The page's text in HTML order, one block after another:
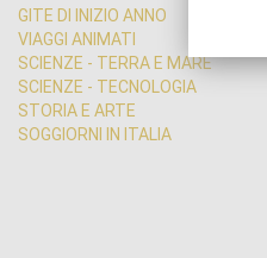
GITE DI INIZIO ANNO
VIAGGI ANIMATI
SCIENZE - TERRA E MARE
SCIENZE - TECNOLOGIA
STORIA E ARTE
SOGGIORNI IN ITALIA